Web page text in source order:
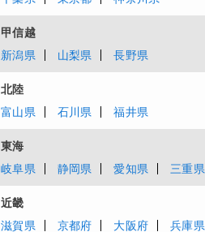
甲信越
新潟県
山梨県 長野県
北陸
富山県
石川県 福井県
東海
岐阜県
静岡県 愛知県 三重県
近畿
滋賀県
京都府 大阪府
兵庫県